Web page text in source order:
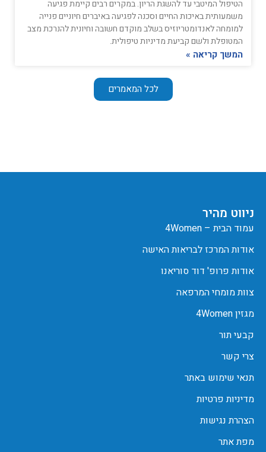
הטיפול המיטבי עד להשגת הריון. במקרים רבים קיימת פגיעה
משמעותית באיכות החיים וסכנה לפגיעה באיברים חיוניים פנייה
למומחה לאנדומטריוזיס בשלב מוקדם חשובה וחיונית להנרכת מצב
המטופלת ולשם קביעת מדיניות טיפולית.
המשך קריאה »
לכל המאמרים
ניווט מהיר
עמוד הבית – 4Women
אודות המרכז לבריאות האישה
אודות פרופ' דוד סוריאנו
צוות מומחי המרפאה
מגזין 4Women
קבעי תור
צרי קשר
תנאי שימוש באתר
מדיניות פרטיות
הצהרת נגישות
מפת אתר